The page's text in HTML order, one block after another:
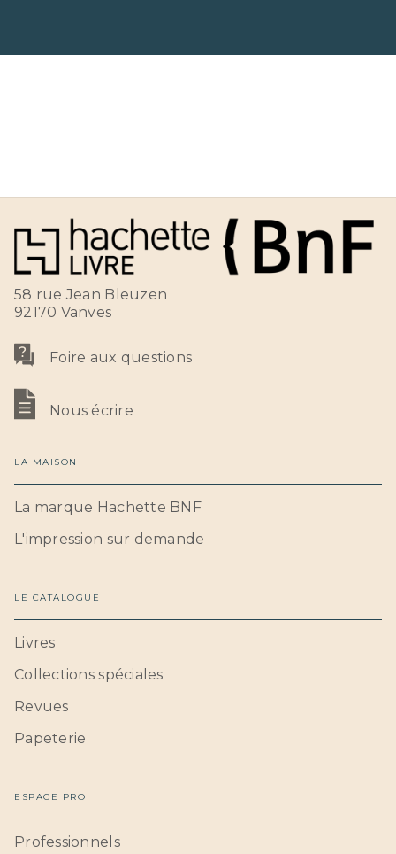
58 rue Jean Bleuzen
92170 Vanves
Foire aux questions
Nous écrire
LA MAISON
La marque Hachette BNF
L'impression sur demande
LE CATALOGUE
Livres
Collections spéciales
Revues
Papeterie
ESPACE PRO
Professionnels